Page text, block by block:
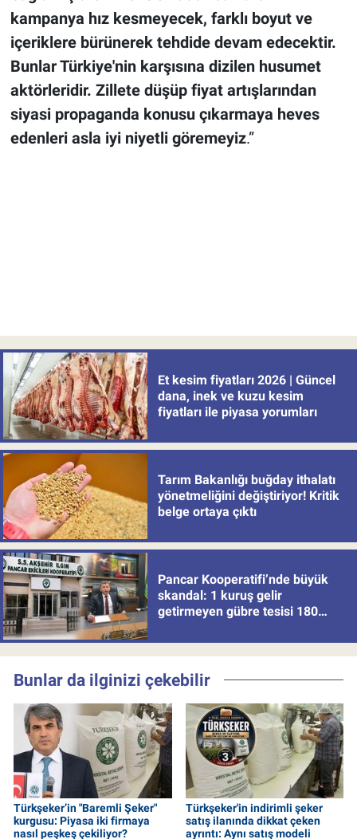
kampanya hız kesmeyecek, farklı boyut ve
içeriklere bürünerek tehdide devam edecektir.
Bunlar Türkiye'nin karşısına dizilen husumet
aktörleridir. Zillete düşüp fiyat artışlarından
siyasi propaganda konusu çıkarmaya heves
edenleri asla iyi niyetli göremeyiz.”
Et kesim fiyatları 2026 | Güncel
dana, inek ve kuzu kesim
fiyatları ile piyasa yorumları
Tarım Bakanlığı buğday ithalatı
yönetmeliğini değiştiriyor! Kritik
belge ortaya çıktı
Pancar Kooperatifi’nde büyük
skandal: 1 kuruş gelir
getirmeyen gübre tesisi 180
Bunlar da ilginizi çekebilir
Türkşeker’in "Baremli Şeker"
kurgusu: Piyasa iki firmaya
nasıl peşkeş çekiliyor?
Türkşeker'in indirimli şeker
satış ilanında dikkat çeken
ayrıntı: Aynı satış modeli